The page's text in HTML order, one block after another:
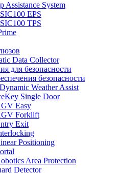
Assistance System
EPS
TPS
Data Collector
для безопасности
безопасности
Weather Assist
Single Door
Easy
Forklift
Exit
Positioning
Area Protection
Detector